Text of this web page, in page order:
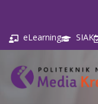
eLearning SIAK